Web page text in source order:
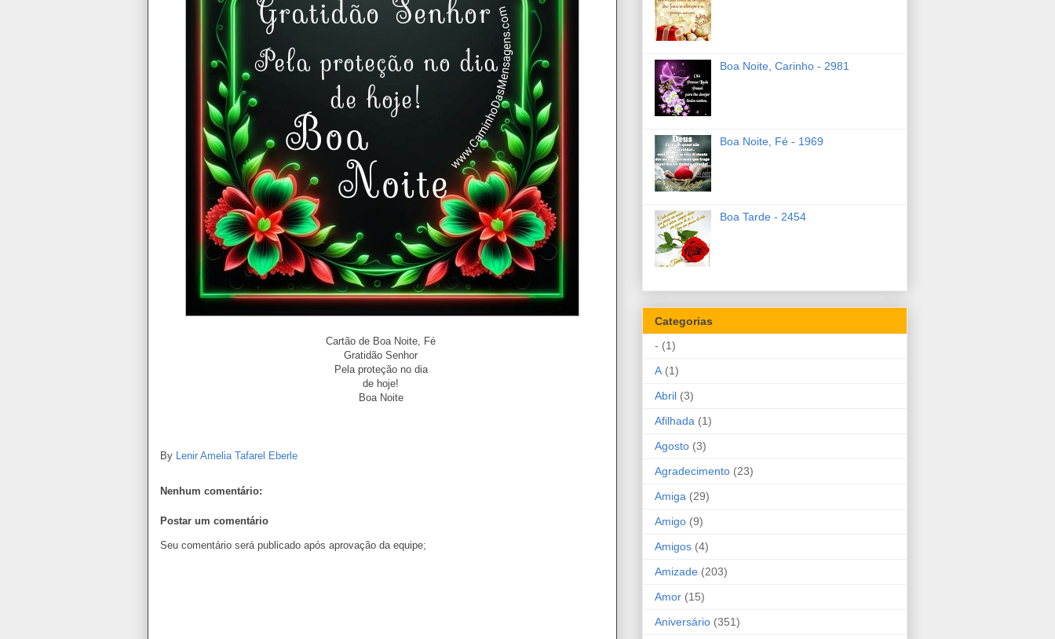
Cartão de Boa Noite, Fé
Gratidão Senhor
Pela proteção no dia
de hoje!
Boa Noite
By Lenir Amelia Tafarel Eberle
Nenhum comentário:
Postar um comentário
Seu comentário será publicado após aprovação da equipe;
Boa Noite, Carinho - 2981
Boa Noite, Fé - 1969
Boa Tarde - 2454
Categorias
- (1)
A (1)
Abril (3)
Afilhada (1)
Agosto (3)
Agradecimento (23)
Amiga (29)
Amigo (9)
Amigos (4)
Amizade (203)
Amor (15)
Aniversário (351)